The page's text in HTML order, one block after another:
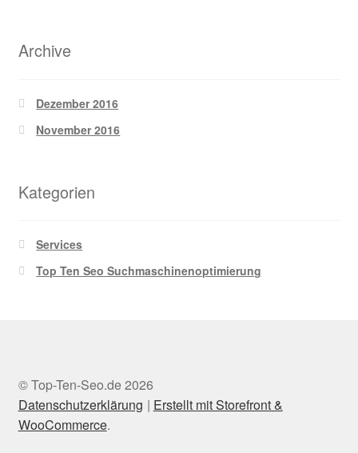
Archive
Dezember 2016
November 2016
Kategorien
Services
Top Ten Seo Suchmaschinenoptimierung
© Top-Ten-Seo.de 2026
Datenschutzerklärung
Erstellt mit Storefront &
WooCommerce.